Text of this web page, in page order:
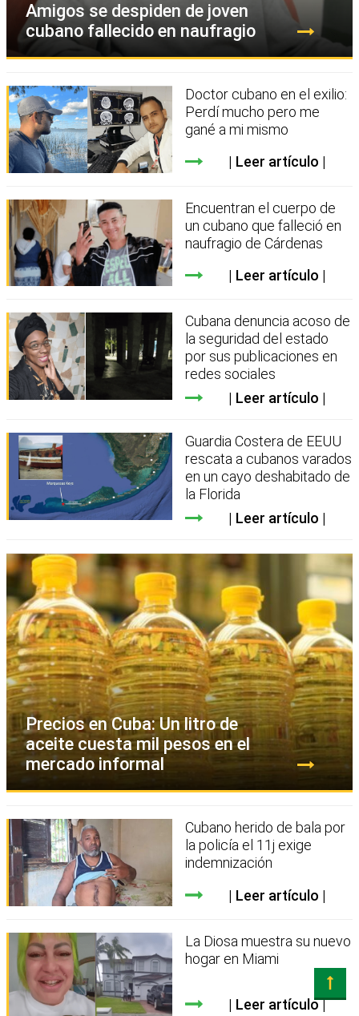
Amigos se despiden de joven
cubano fallecido en naufragio
Doctor cubano en el exilio:
Perdí mucho pero me
gané a mi mismo
Leer artículo
Encuentran el cuerpo de
un cubano que falleció en
naufragio de Cárdenas
Leer artículo
Cubana denuncia acoso de
la seguridad del estado
por sus publicaciones en
redes sociales
Leer artículo
Guardia Costera de EEUU
rescata a cubanos varados
en un cayo deshabitado de
la Florida
Leer artículo
Precios en Cuba: Un litro de
aceite cuesta mil pesos en el
mercado informal
Cubano herido de bala por
la policía el 11j exige
indemnización
Leer artículo
La Diosa muestra su nuevo
hogar en Miami
Leer artículo